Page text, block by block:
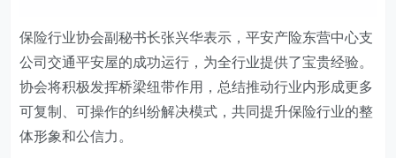
保险行业协会副秘书长张兴华表示，平安产险东营中心支
公司交通平安屋的成功运行，为全行业提供了宝贵经验。
协会将积极发挥桥梁纽带作用，总结推动行业内形成更多
可复制、可操作的纠纷解决模式，共同提升保险行业的整
体形象和公信力。